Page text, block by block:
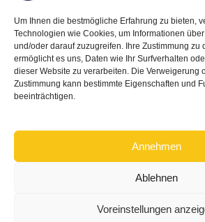
Um Ihnen die bestmögliche Erfahrung zu bieten,
Technologien wie Cookies, um Informationen
und/oder darauf zuzugreifen. Ihre Zustimmung zu
ermöglicht es uns, Daten wie Ihr Surfverhalten
dieser Website zu verarbeiten. Die Verweigerung
Zustimmung kann bestimmte Eigenschaften und
beeinträchtigen.
Annehmen
Ablehnen
Voreinstellungen
TLC
Kontaktinformationen
JSM Treppen Plus UG
Ingolstädter Str. 19